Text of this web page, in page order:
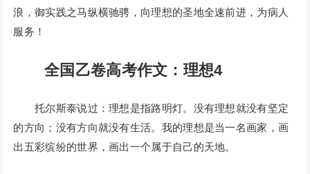
浪，御实践之马纵横驰骋，向理想的圣地全速前进，为病人
服务！
全国乙卷高考作文：理想4
托尔斯泰说过：理想是指路明灯。没有理想就没有坚定
的方向；没有方向就没有生活。我的理想是当一名画家，画
出五彩缤纷的世界，画出一个属于自己的天地。